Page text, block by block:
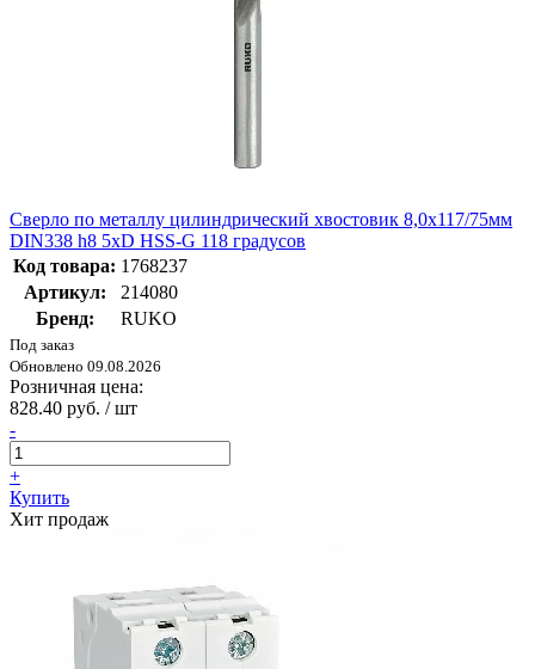
Сверло по металлу цилиндрический хвостовик 8,0x117/75мм
DIN338 h8 5xD HSS-G 118 градусов
Код товара: 1768237
Артикул:
214080
Бренд:
RUKO
Под заказ
Обновлено 09.08.2026
Розничная цена:
828.40 руб. / шт
-
+
Купить
Хит продаж